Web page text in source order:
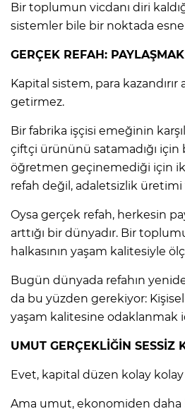
Bir toplumun vicdanı diri
sistemler bile bir noktada
GERÇEK REFAH: PAYLAŞMAK
Kapital sistem, para
getirmez.
Bir fabrika işçisi emeğinin
çiftçi ürününü satamadığı için
öğretmen geçinemediği için
refah değil, adaletsizlik üretimi
Oysa gerçek refah, herkesin
arttığı bir dünyadır. Bir
halkasının yaşam kalitesiyle
Bugün dünyada refahın
da bu yüzden gerekiyor:
yaşam kalitesine odaklanmak
UMUT GERÇEKLİĞİN SESSİZ
Evet, kapital düzen kolay
Ama umut, ekonomiden daha